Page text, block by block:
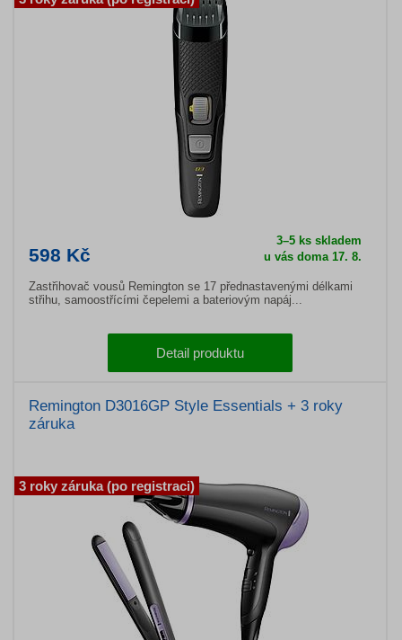
598 Kč
3–5 ks skladem
u vás doma 17. 8.
Zastřihovač vousů Remington se 17 přednastavenými délkami
střihu, samoostřícími čepelemi a bateriovým napáj...
Detail produktu
Remington D3016GP Style Essentials + 3 roky
záruka
3 roky záruka (po registraci)